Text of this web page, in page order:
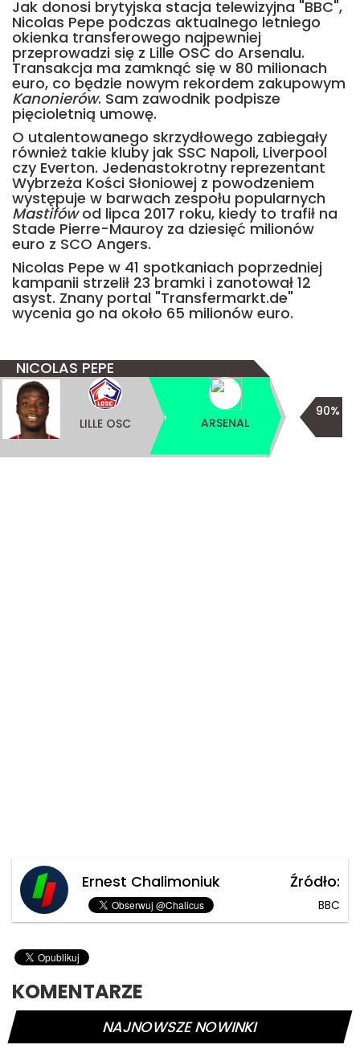
Jak donosi brytyjska stacja telewizyjna "BBC",
Nicolas Pepe podczas aktualnego letniego
okienka transferowego najpewniej
przeprowadzi się z Lille OSC do Arsenalu.
Transakcja ma zamknąć się w 80 milionach
euro, co będzie nowym rekordem zakupowym
Kanonierów. Sam zawodnik podpisze
pięcioletnią umowę.
O utalentowanego skrzydłowego zabiegały
również takie kluby jak SSC Napoli, Liverpool
czy Everton. Jedenastokrotny reprezentant
Wybrzeża Kości Słoniowej z powodzeniem
występuje w barwach zespołu popularnych
Mastifówod lipca 2017 roku, kiedy to trafił na
Stade Pierre-Mauroy za dziesięć milionów
euro z SCO Angers.
Nicolas Pepe w 41 spotkaniach poprzedniej
kampanii strzelił 23 bramki i zanotował 12
asyst. Znany portal "Transfermarkt.de"
wycenia go na około 65 milionów euro.
NICOLAS PEPE
LILLE OSC ARSENAL
90%
Ernest Chalimoniuk Źródło:
BBC
KOMENTARZE
NAJNOWSZE NOWINKI